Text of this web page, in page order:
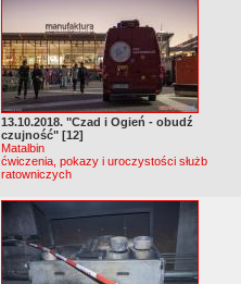
13.10.2018. "Czad i Ogień - obudź
czujność" [12]
Matalbin
ćwiczenia, pokazy i uroczystości służb
ratowniczych